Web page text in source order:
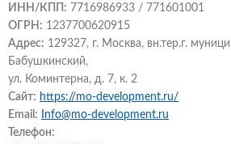
ИНН/КПП: 7716986933 / 771601001
ОГРН: 1237700620915
Адрес: 129327, г. Москва, вн.тер.г.
Бабушкинский,
ул. Коминтерна, д. 7, к. 2
Сайт: https://mo-development.ru/
Email:
Info@mo-development.ru
Телефон: